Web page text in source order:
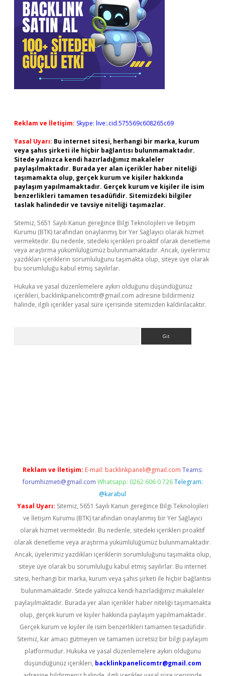
Reklam ve İletişim: Skype: live:.cid.575569c608265c69
Yasal Uyarı: Bu internet sitesi, herhangi bir marka, kurum
veya şahıs şirketi ile hiçbir bağlantısı bulunmamaktadır.
Sitede yalnızca kendi hazırladığımız makaleler
paylaşılmaktadır. Burada yer alan içerikler haber niteliği
taşımamakta olup, gerçek kurum ve kişiler hakkında
paylaşım yapılmamaktadır. Gerçek kurum ve kişiler ile isim
benzerlikleri tamamen tesadüfidir. Sitemizdeki bilgiler
taslak halindedir ve tavsiye niteliği taşımazlar.
Sitemiz, 5651 Sayılı Kanun gereğince Bilgi Teknolojileri ve İletişim
Kurumu (BTK) tarafından onaylanmış bir Yer Sağlayıcı olarak hizmet
vermektedir. Bu nedenle, sitedeki içerikleri proaktif olarak denetleme
veya araştırma yükümlülüğümüz bulunmamaktadır. Ancak, üyelerimiz
yazdıkları içeriklerin sorumluluğunu taşımakta olup, siteye üye olarak
bu sorumluluğu kabul etmiş sayılırlar.
Hukuka ve yasal düzenlemelere aykırı olduğunu düşündüğünüz
içerikleri, backlinkpanelicomtr@gmail.com adresine bildirmeniz
halinde, ilgili içerikler yasal süre içerisinde sitemizden kaldırılacaktır.
Reklam ve İletişim: E-mail: backlinkpaneli@gmail.com Teams:
forumhizmeti@gmail.com Whatsapp: 0262 606 0 726 Telegram:
@karabul
Yasal Uyarı: Sitemiz, 5651 Sayılı Kanun gereğince Bilgi Teknolojileri
ve İletişim Kurumu (BTK) tarafından onaylanmış bir Yer Sağlayıcı
olarak hizmet vermektedir. Bu nedenle, sitedeki içerikleri proaktif
olarak denetleme veya araştırma yükümlülüğümüz bulunmamaktadır.
Ancak, üyelerimiz yazdıkları içeriklerin sorumluluğunu taşımakta olup,
siteye üye olarak bu sorumluluğu kabul etmiş sayılırlar. Bu internet
sitesi, herhangi bir marka, kurum veya şahıs şirketi ile hiçbir bağlantısı
bulunmamaktadır. Sitede yalnızca kendi hazırladığımız makaleler
paylaşılmaktadır. Burada yer alan içerikler haber niteliği taşımamakta
olup, gerçek kurum ve kişiler hakkında paylaşım yapılmamaktadır.
Gerçek kurum ve kişiler ile isim benzerlikleri tamamen tesadüfidir.
Sitemiz, kar amacı gütmeyen ve tamamen ücretsiz bir bilgi paylaşım
platformudur. Hukuka ve yasal düzenlemelere aykırı olduğunu
düşündüğünüz içerikleri, backlinkpanelicomtr@gmail.com